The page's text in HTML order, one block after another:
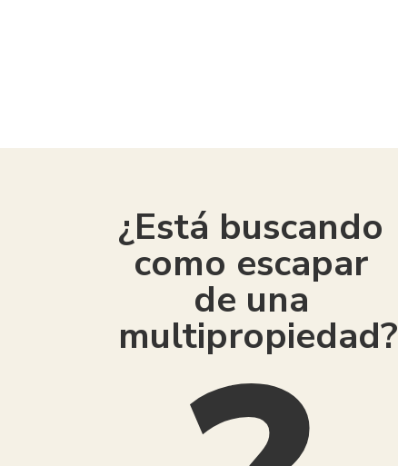
¿Está buscando
como escapar
de una
multipropiedad?